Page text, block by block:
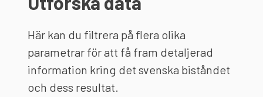
Här kan du filtrera på flera olika
parametrar för att få fram detaljerad
information kring det svenska biståndet
och dess resultat.